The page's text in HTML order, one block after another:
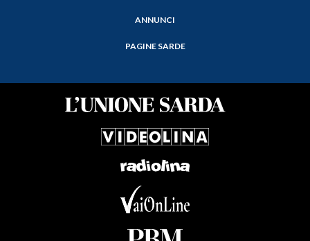
ANNUNCI
PAGINE SARDE